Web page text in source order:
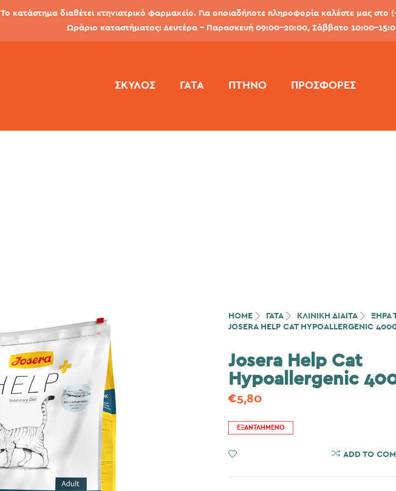
Το κατάστημα διαθέτει κτηνιατρικό φαρμακείο. Για οποιαδήποτε πληροφορία καλέστε μας στο
Ωράριο καταστήματος: Δευτέρα - Παρασκευή 09:00-20:00, Σάββατο 10:00-
ΣΚΎΛΟΣ ΓΆΤΑ ΠΤΗΝΌ ΠΡΟΣΦΟΡΕΣ
HOME ΓΆΤΑ ΚΛΙΝΙΚΗ ΔΙΑΙΤΑ
ΞΗΡΑ
JOSERA HELP CAT HYPOALLERGENIC
Josera Help Cat
Hypoallergenic
€5,80
ΕΞΑΝΤΛΗΜΈΝΟ
ADD TO